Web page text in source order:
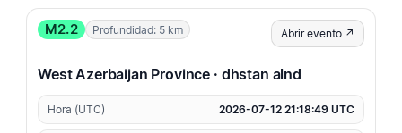
M2.2 Profundidad: 5 km Abrir evento ↗
West Azerbaijan Province · dhstan alnd
Hora (UTC) 2026-07-12 21:18:49 UTC